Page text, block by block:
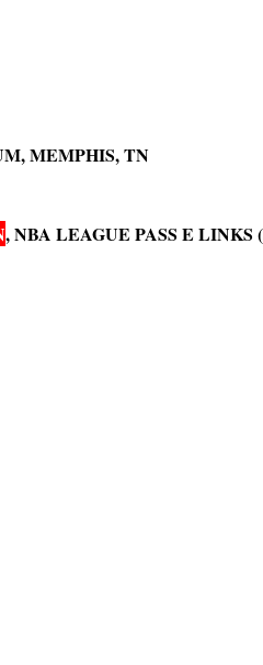
MEMPHIS, TN
,NBA LEAGUE PASS E LINKS